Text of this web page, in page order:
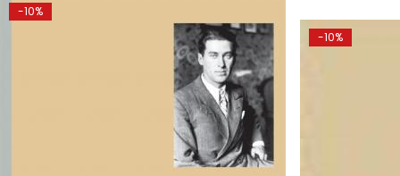
-10%
-10%